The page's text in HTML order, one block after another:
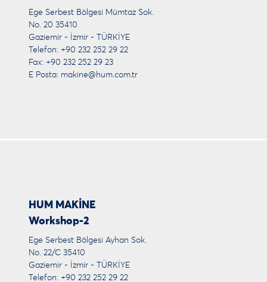
Ege Serbest Bölgesi Mümtaz Sok.
No. 20 35410
Gaziemir - İzmir - TÜRKİYE
Telefon: +90 232 252 29 22
Fax: +90 232 252 29 23
E Posta: makine@hum.com.tr
HUM MAKİNE
Workshop-2
Ege Serbest Bölgesi Ayhan Sok.
No. 22/C 35410
Gaziemir - İzmir - TÜRKİYE
Telefon: +90 232 252 29 22